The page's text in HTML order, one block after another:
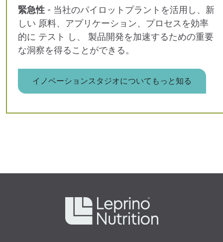
緊急性 - 当社のパイロットプラントを活用し、新
しい 原料、アプリケーション、プロセスを効率
的に テスト し、 製品開発を加速するための重要
な洞察を得ることができる。
イノベーションスタジオについてもっと知る